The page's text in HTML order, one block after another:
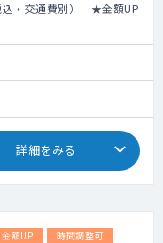
・交通費別） ★金額UP
詳細をみる
金額UP
時間調整可